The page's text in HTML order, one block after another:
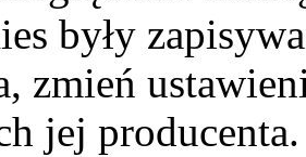
były
zmień
jej producenta.